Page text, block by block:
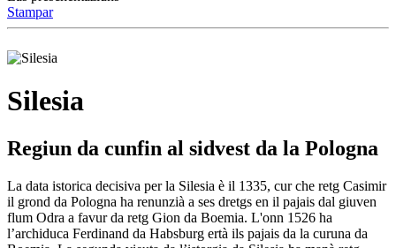
Stampar
Silesia
Regiun da cunfin al sidvest da la Pologna
La data istorica decisiva per la Silesia è il 1335, cur che retg Casimir
il grond da Pologna ha renunzià a ses dretgs en il pajais dal giuven
flum Odra a favur da retg Gion da Boemia. L'onn 1526 ha
l’archiduca Ferdinand da Habsburg ertà ils pajais da la curuna da